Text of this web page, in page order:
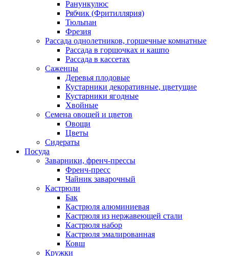
Ранункулюс
Рябчик (Фритиллярия)
Тюльпан
Фрезия
Рассада однолетников, горшечные комнатные
Рассада в горшочках и кашпо
Рассада в кассетах
Саженцы
Деревья плодовые
Кустарники декоративные, цветущие
Кустарники ягодные
Хвойные
Семена овощей и цветов
Овощи
Цветы
Сидераты
Посуда
Заварники, френч-прессы
Френч-пресс
Чайник заварочный
Кастрюли
Бак
Кастрюля алюминиевая
Кастрюля из нержавеющей стали
Кастрюля набор
Кастрюля эмалированная
Ковш
Кружки